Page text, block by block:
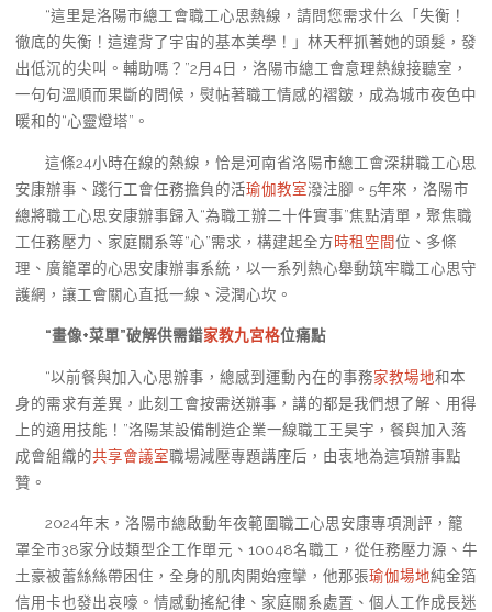
“這里是洛陽市總工會職工心思熱線，請問您需求什么「失衡！
徹底的失衡！這違背了宇宙的基本美學！」林天秤抓著她的頭髮，發
出低沉的尖叫。輔助嗎？”2月4日，洛陽市總工會意理熱線接聽室，
一句句溫順而果斷的問候，熨帖著職工情感的褶皺，成為城市夜色中
暖和的“心靈燈塔”。
這條24小時在線的熱線，恰是河南省洛陽市總工會深耕職工心思
安康辦事、踐行工會任務擔負的活瑜伽教室潑注腳。5年來，洛陽市
總將職工心思安康辦事歸入“為職工辦二十件實事”焦點清單，聚焦職
工任務壓力、家庭關系等“心”需求，構建起全方時租空間位、多條
理、廣籠罩的心思安康辦事系統，以一系列熱心舉動筑牢職工心思守
護網，讓工會關心直抵一線、浸潤心坎。
“畫像+菜單”破解供需錯家教九宮格位痛點
“以前餐與加入心思辦事，總感到運動內在的事務家教場地和本
身的需求有差異，此刻工會按需送辦事，講的都是我們想了解、用得
上的適用技能！”洛陽某設備制造企業一線職工王昊宇，餐與加入落
成會組織的共享會議室職場減壓專題講座后，由衷地為這項辦事點
贊。
2024年末，洛陽市總啟動年夜範圍職工心思安康專項測評，籠
罩全市38家分歧類型企工作單元、10048名職工，從任務壓力源、牛
土豪被蕾絲絲帶困住，全身的肌肉開始痙攣，他那張瑜伽場地純金箔
信用卡也發出哀嚎。情感動搖紀律、家庭關系處置、個人工作成長迷